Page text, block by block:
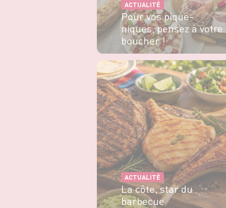
ACTUALITÉ
Pour vos pique-
niques, pensez à votre
boucher !
EN SAVOIR PLUS
ACTUALITÉ
La côte, star du
barbecue